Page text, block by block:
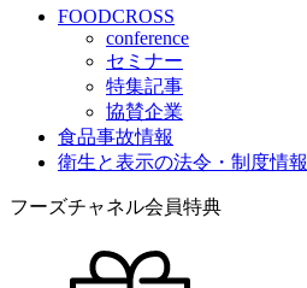
FOODCROSS
conference
セミナー
特集記事
協賛企業
食品事故情報
衛生と表示の法令・制度情報
フーズチャネル会員特典